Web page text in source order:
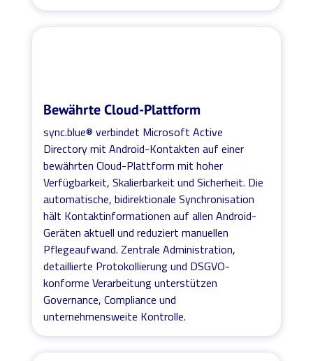
Bewährte Cloud-Plattform
sync.blue® verbindet Microsoft Active
Directory mit Android-Kontakten auf einer
bewährten Cloud-Plattform mit hoher
Verfügbarkeit, Skalierbarkeit und Sicherheit. Die
automatische, bidirektionale Synchronisation
hält Kontaktinformationen auf allen Android-
Geräten aktuell und reduziert manuellen
Pflegeaufwand. Zentrale Administration,
detaillierte Protokollierung und DSGVO-
konforme Verarbeitung unterstützen
Governance, Compliance und
unternehmensweite Kontrolle.